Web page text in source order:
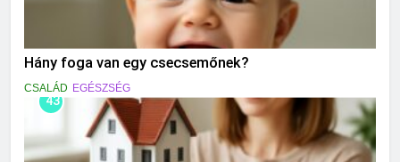
Hány foga van egy csecsemőnek?
CSALÁD EGÉSZSÉG
43